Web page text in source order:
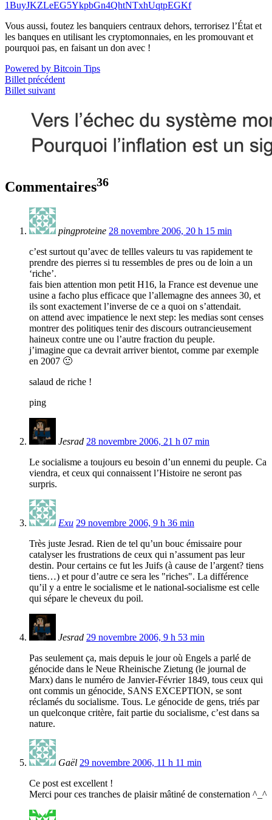
1BuyJKZLeEG5YkpbGn4QhtNTxhUqtpEGKf
Vous aussi, foutez les banquiers centraux dehors, terrorisez l’État et
les banques en utilisant les cryptomonnaies, en les promouvant et
pourquoi pas, en faisant un don avec !
Powered by Bitcoin Tips
Billet précédent
Billet suivant
Commentaires36
pingproteine 28 novembre 2006, 20 h 15 min
c’est surtout qu’avec de tellles valeurs tu vas rapidement te
prendre des pierres si tu ressembles de pres ou de loin a un
‘riche’.
fais bien attention mon petit H16, la France est devenue une
usine a facho plus efficace que l’allemagne des annees 30, et
ils sont exactement l’inverse de ce a quoi on s’attendait.
on attend avec impatience le next step: les medias sont censes
montrer des politiques tenir des discours outrancieusement
haineux contre une ou l’autre fraction du peuple.
j’imagine que ca devrait arriver bientot, comme par exemple
en 2007 🙂
salaud de riche !
ping
Jesrad 28 novembre 2006, 21 h 07 min
Le socialisme a toujours eu besoin d’un ennemi du peuple. Ca
viendra, et ceux qui connaissent l’Histoire ne seront pas
surpris.
Exu 29 novembre 2006, 9 h 36 min
Très juste Jesrad. Rien de tel qu’un bouc émissaire pour
catalyser les frustrations de ceux qui n’assument pas leur
destin. Pour certains ce fut les Juifs (à cause de l’argent? tiens
tiens…) et pour d’autre ce sera les "riches". La différence
qu’il y a entre le socialisme et le national-socialisme est celle
qui sépare le cheveux du poil.
Jesrad 29 novembre 2006, 9 h 53 min
Pas seulement ça, mais depuis le jour où Engels a parlé de
génocide dans le Neue Rheinische Zietung (le journal de
Marx) dans le numéro de Janvier-Février 1849, tous ceux qui
ont commis un génocide, SANS EXCEPTION, se sont
réclamés du socialisme. Tous. Le génocide de gens, triés par
un quelconque critère, fait partie du socialisme, c’est dans sa
nature.
Gaël 29 novembre 2006, 11 h 11 min
Ce post est excellent !
Merci pour ces tranches de plaisir mâtiné de consternation ^_^